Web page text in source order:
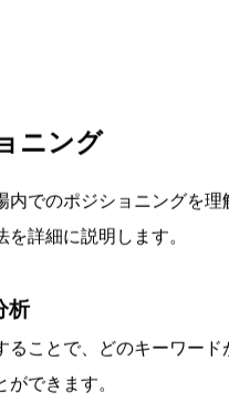
ンキングを向上させるのに
ャンペーンの実施
社」は、業界関連のイ
ジタルマーケティングの